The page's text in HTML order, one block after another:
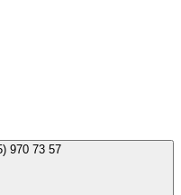
+7 (495) 970 73 57